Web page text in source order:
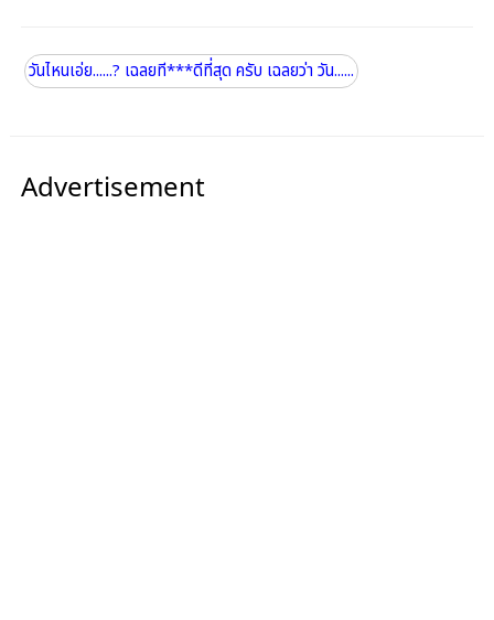
วันไหนเอ่ย......? เฉลยที***ดีที่สุด ครับ เฉลยว่า วัน......
Advertisement